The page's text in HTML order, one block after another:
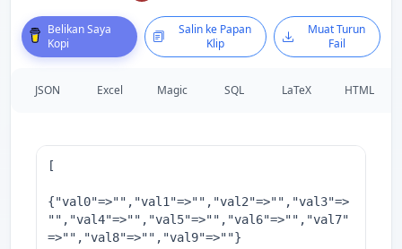
Belikan Saya
Kopi
Salin ke Papan
Klip
Muat Turun
Fail
JSON Excel Magic SQL LaTeX HTML